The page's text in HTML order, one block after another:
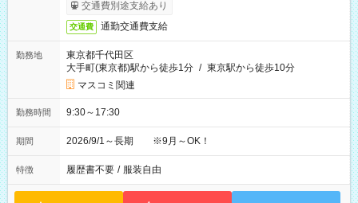
交通費別途支給あり
交通費 通勤交通費支給
勤務地
東京都千代田区
大手町(東京都)駅から徒歩1分 / 東京駅から徒歩10分
マスコミ関連
勤務時間 9:30～17:30
期間 2026/9/1～長期 ※9月～OK！
特徴 履歴書不要 / 服装自由